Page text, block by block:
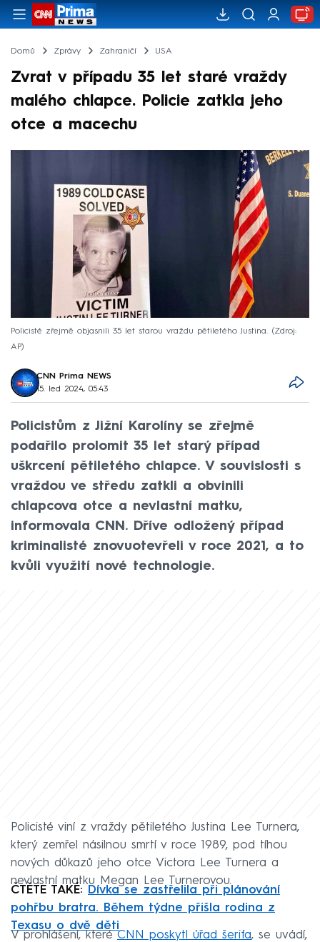
Domů Zprávy Zahraničí USA
Zvrat v případu 35 let staré vraždy
malého chlapce. Policie zatkla jeho
otce a macechu
Policisté zřejmě objasnili 35 let starou vraždu pětiletého Justina.
Zdroj:
AP
CNN Prima NEWS
15. led 2024, 05:43
Policistům z Jižní Karolíny se zřejmě
podařilo prolomit 35 let starý případ
uškrcení pětiletého chlapce. V souvislosti s
vraždou ve středu zatkli a obvinili
chlapcova otce a nevlastní matku,
informovala CNN. Dříve odložený případ
kriminalisté znovuotevřeli v roce 2021, a to
kvůli využití nové technologie.
Policisté viní z vraždy pětiletého Justina Lee Turnera,
který zemřel násilnou smrtí v roce 1989, pod tíhou
nových důkazů jeho otce Victora Lee Turnera a
nevlastní matku Megan Lee Turnerovou.
ČTĚTE TAKÉ:
Dívka se zastřelila při plánování
pohřbu bratra. Během týdne přišla rodina z
Texasu o dvě děti
V prohlášení, které CNN poskytl úřad šerifa, se uvádí,